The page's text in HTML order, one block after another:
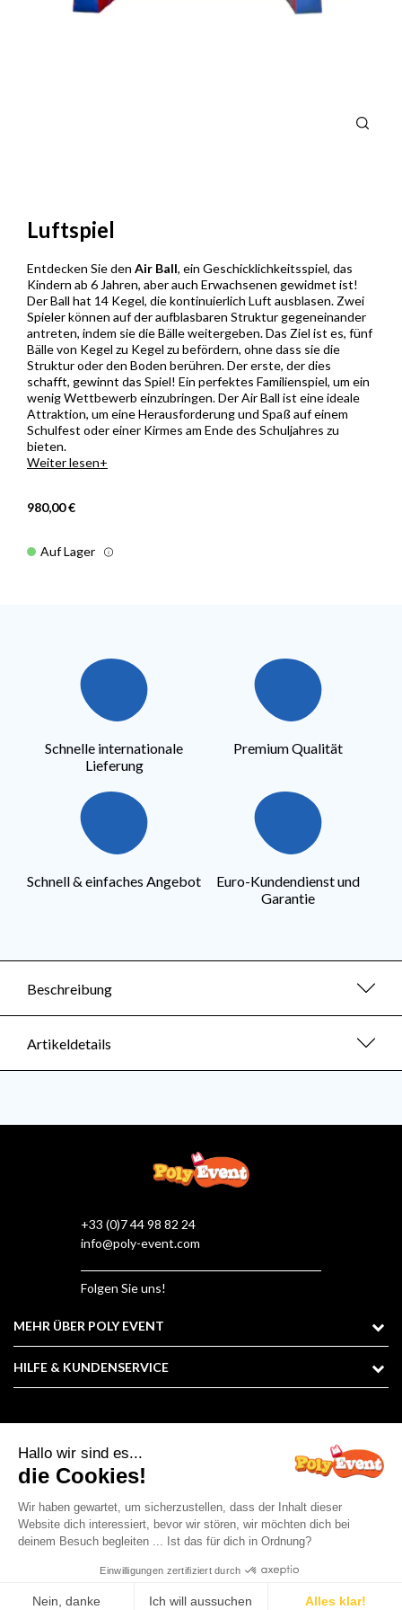
Luftspiel
Entdecken Sie den Air Ball, ein Geschicklichkeitsspiel, das
Kindern ab 6 Jahren, aber auch Erwachsenen gewidmet ist!
Der Ball hat 14 Kegel, die kontinuierlich Luft ausblasen. Zwei
Spieler können auf der aufblasbaren Struktur gegeneinander
antreten, indem sie die Bälle weitergeben. Das Ziel ist es, fünf
Bälle von Kegel zu Kegel zu befördern, ohne dass sie die
Struktur oder den Boden berühren. Der erste, der dies
schafft, gewinnt das Spiel! Ein perfektes Familienspiel, um ein
wenig Wettbewerb einzubringen. Der Air Ball ist eine ideale
Attraktion, um eine Herausforderung und Spaß auf einem
Schulfest oder einer Kirmes am Ende des Schuljahres zu
bieten.
Weiter lesen
980,00 €
Auf Lager
In den Warenkorb
Schnelle internationale
Lieferung
Premium Qualität
Schnell & einfaches Angebot
Euro-Kundendienst und
Garantie
Beschreibung
Artikeldetails
+33 (0)7 44 98 82 24
info@poly-event.com
Folgen Sie uns!
MEHR ÜBER POLY EVENT
HILFE & KUNDENSERVICE